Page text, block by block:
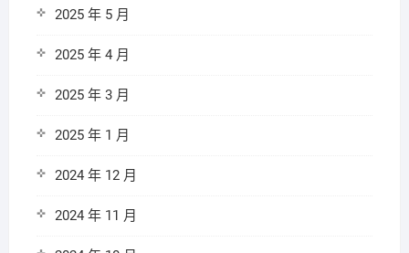
2025 年 5 月
2025 年 4 月
2025 年 3 月
2025 年 1 月
2024 年 12 月
2024 年 11 月